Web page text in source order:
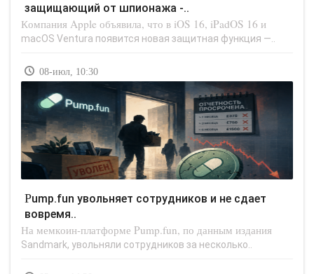
защищающий от шпионажа -..
Компания Apple объявила, что в iOS 16, iPadOS 16 и
macOS Ventura появится новая защитная функция —..
08-июл, 10:30
Pump.fun увольняет сотрудников и не сдает
вовремя..
На мемкоин-платформе Pump.fun, по данным издания
Sandmark, увольняли сотрудников за несколько..